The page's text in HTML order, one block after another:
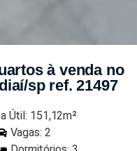
à venda no
sp ref. 21497
Útil: 151,12m²
Vagas: 2